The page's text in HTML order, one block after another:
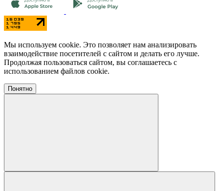
Мы используем cookie. Это позволяет нам анализировать
взаимодействие посетителей с сайтом и делать его лучше.
Продолжая пользоваться сайтом, вы соглашаетесь с
использованием файлов cookie.
Понятно